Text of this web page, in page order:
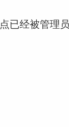
已经被管理